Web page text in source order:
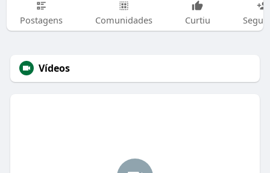
Postagens Comunidades Curtiu
Vídeos